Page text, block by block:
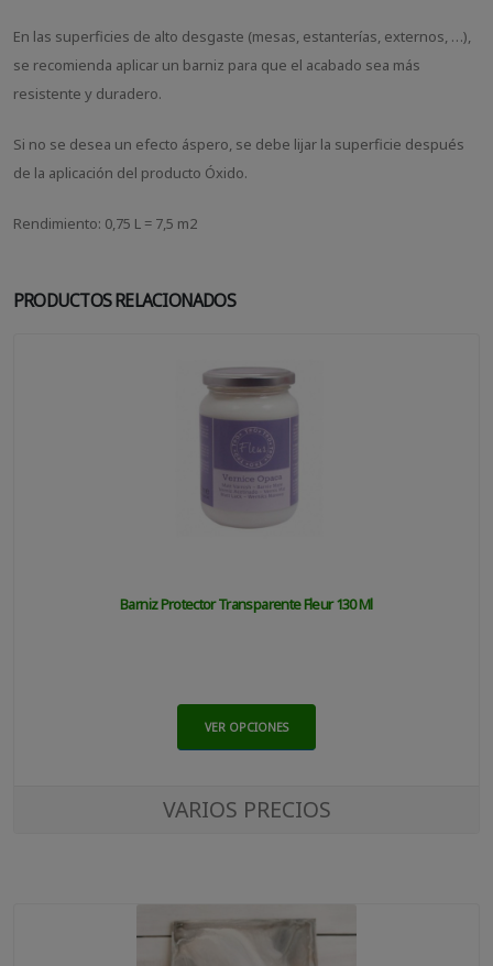
En las superficies de alto desgaste (mesas, estanterías, externos, …),
se recomienda aplicar un barniz para que el acabado sea más
resistente y duradero.
Si no se desea un efecto áspero, se debe lijar la superficie después
de la aplicación del producto Óxido.
Rendimiento: 0,75 L = 7,5 m2
PRODUCTOS RELACIONADOS
Barniz Protector Transparente Fleur 130 Ml
VER OPCIONES
VARIOS PRECIOS